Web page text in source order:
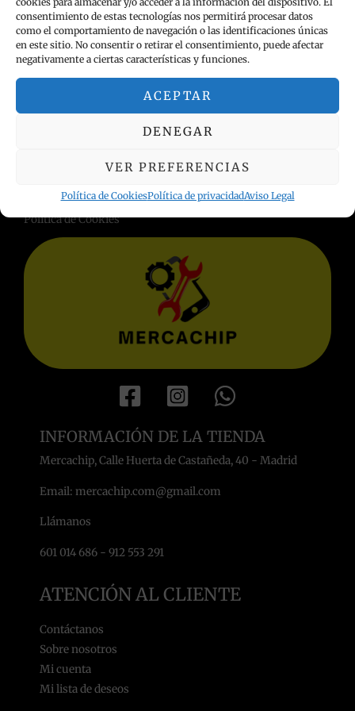
consentimiento de estas tecnologías nos permitirá procesar datos
como el comportamiento de navegación o las identificaciones únicas
en este sitio. No consentir o retirar el consentimiento, puede afectar
negativamente a ciertas características y funciones.
ACEPTAR
DENEGAR
VER PREFERENCIAS
Política de CookiesPolítica de privacidadAviso Legal
INFORMACIÓN LEGAL
Política de privacidad
Aviso Legal
Política de Cookies
INFORMACIÓN DE LA TIENDA
Mercachip, Calle Huerta de Castañeda, 40 - Madrid
Email: mercachip.com@gmail.com
Llámanos
601 014 686 - 912 553 291
ATENCIÓN AL CLIENTE
Contáctanos
Sobre nosotros
Mi cuenta
Mi lista de deseos